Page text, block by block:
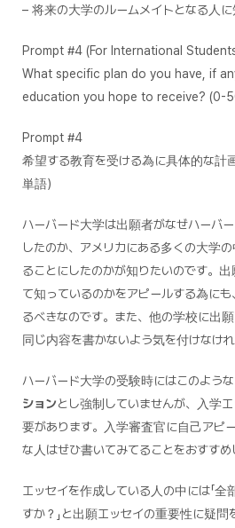
– 将来の大学のルームメイトとなる人に
Prompt #4 (For International
What specific plan do you have, if
education you hope to receive? (0-
Prompt #4
希望する教育を受ける為に具体的な計
単語）
ハーバード大学は出願者がなぜハーバ
したのか、アメリカにある多くの大学
ることにしたのかが知りたいのです。
て知っているのかをアピールする為に
るべきなのです。また、他の学校に出
同じ内容を書かないよう気を付けなけれ
ハーバード大学の受験時にはこのよう
ションとし強制していませんが、入学
要があります。入学審査官に自己アピ
な人はぜひ書いてみてることをおすすめ
エッセイを作成している人の中には「全
すか？」と出願エッセイの重要性に疑